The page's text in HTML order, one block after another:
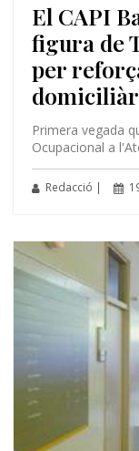
El CAPI
figura de
per
Primera vegada
Ocupacional a
Redacció |